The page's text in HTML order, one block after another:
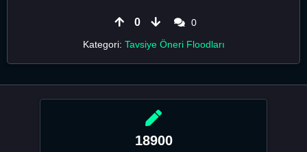
0
0
Kategori: Tavsiye Öneri Floodları
18900